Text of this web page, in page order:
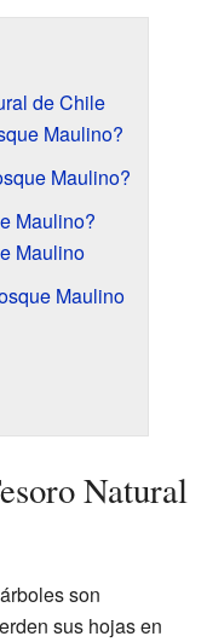
de Chile
Maulino?
Maulino?
Maulino?
Maulino
Maulino
Natural
son
sus hojas en